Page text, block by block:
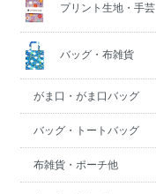
プリント生地・手芸
バッグ・布雑貨
がま口・がま口バッグ
バッグ・トートバッグ
布雑貨・ポーチ他